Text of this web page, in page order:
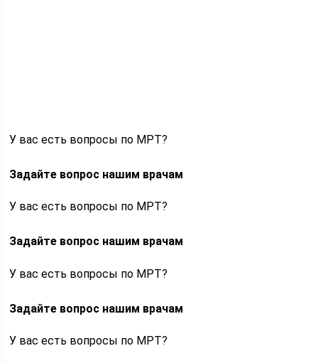
У вас есть вопросы по МРТ?
Задайте вопрос нашим врачам
У вас есть вопросы по МРТ?
Задайте вопрос нашим врачам
У вас есть вопросы по МРТ?
Задайте вопрос нашим врачам
У вас есть вопросы по МРТ?